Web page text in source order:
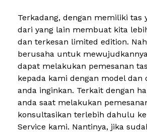
Terkadang, dengan memiliki tas
dari yang lain membuat kita
dan terkesan limited edition.
berusaha untuk
dapat melakukan pemesanan
kepada kami dengan model dan
anda inginkan. Terkait dengan
anda saat melakukan
konsultasikan terlebih dahulu
Service kami. Nantinya, jika